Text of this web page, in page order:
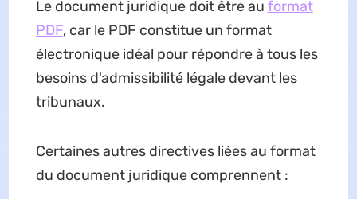
Le document juridique doit être au format
PDF, car le PDF constitue un format
électronique idéal pour répondre à tous les
besoins d'admissibilité légale devant les
tribunaux.
Certaines autres directives liées au format
du document juridique comprennent :